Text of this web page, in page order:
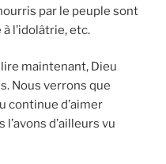
par le peuple sont
l’idolâtrie, etc.
maintenant, Dieu
Nous verrons que
continue d’aimer
d’ailleurs vu